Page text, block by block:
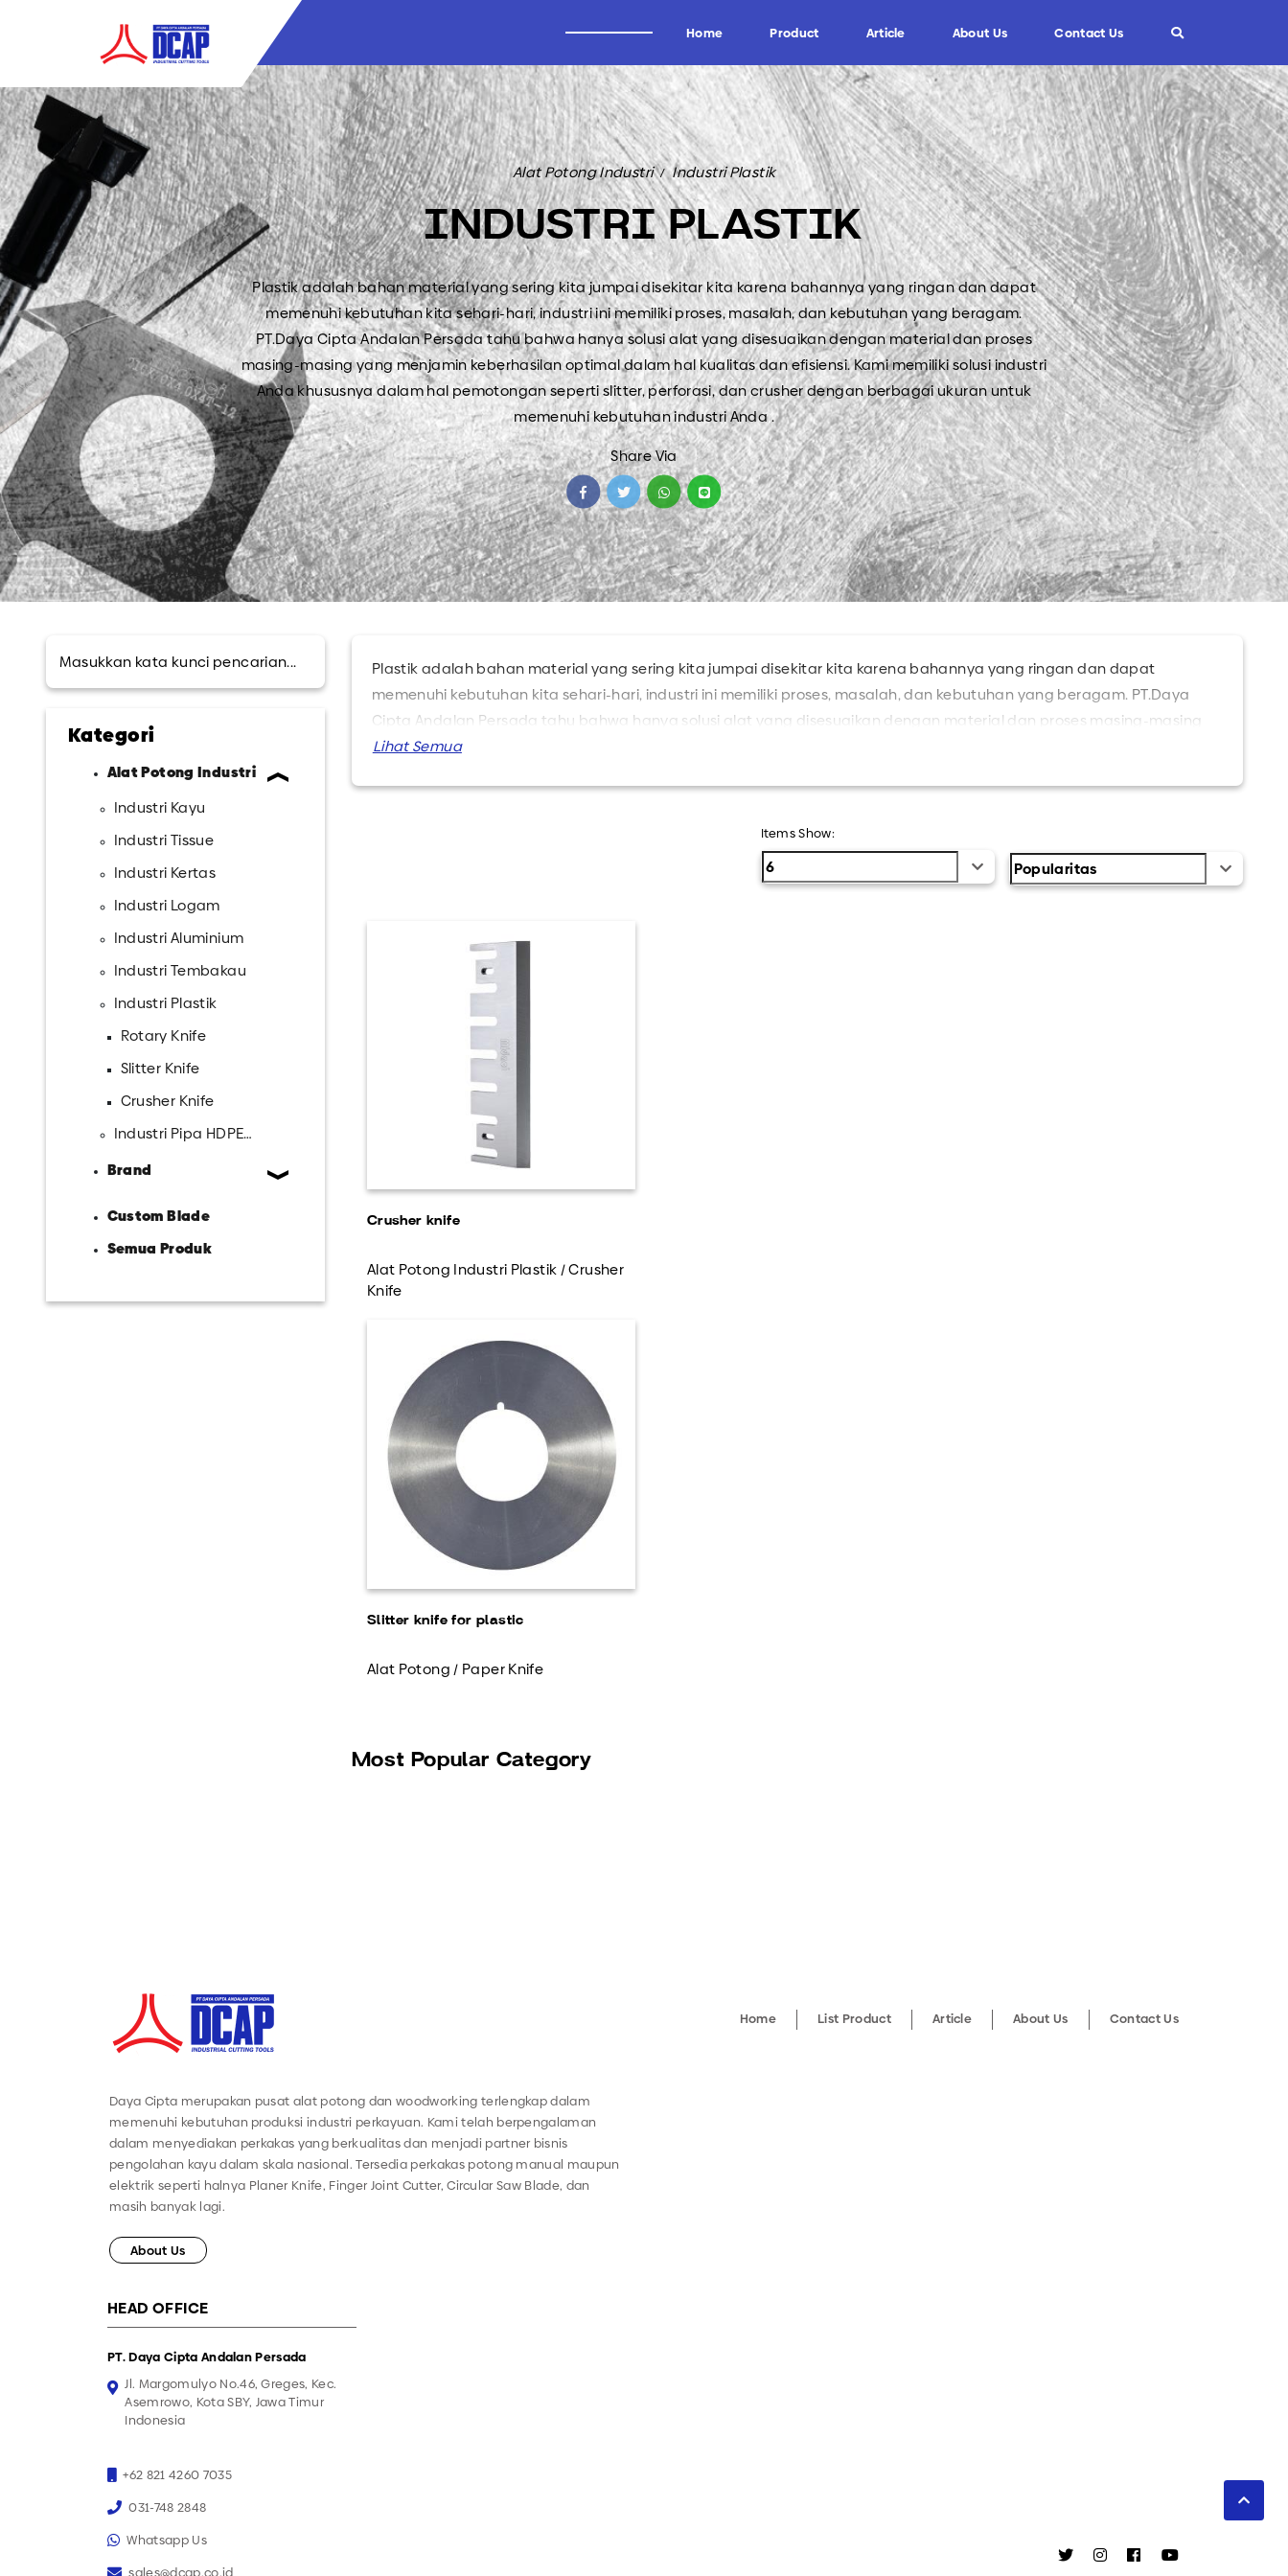
Home Product
Alat Potong Industri
Industri Kayu
Industri Tissue
Industri Kertas
Industri Logam
Industri Aluminium
Industri Tembakau
Industri Plastik
Industri Pipa HDPE & PVC
Brand
Wagen
Uddeholm
Oscar
Forrezienne
Zieger
Kadur
Midaci
Kadur TCT & HSS
Arden
Custom Blade
Semua Produk
Article
Info
FAQ
Informasi Umum
Tips dan Trik
About Us Contact Us
Alat Potong Industri Industri Plastik
INDUSTRI PLASTIK
Plastik adalah bahan material yang sering kita jumpai disekitar kita karena bahannya yang ringan dan dapat
memenuhi kebutuhan kita sehari-hari, industri ini memiliki proses, masalah, dan kebutuhan yang beragam.
PT.Daya Cipta Andalan Persada tahu bahwa hanya solusi alat yang disesuaikan dengan material dan proses
masing-masing yang menjamin keberhasilan optimal dalam hal kualitas dan efisiensi. Kami memiliki solusi industri
Anda khususnya dalam hal pemotongan seperti slitter, perforasi, dan crusher dengan berbagai ukuran untuk
memenuhi kebutuhan industri Anda .
Share Via
Kategori
Alat Potong Industri
Industri Kayu
Industri Tissue
Industri Kertas
Industri Logam
Industri Aluminium
Industri Tembakau
Industri Plastik
Rotary Knife
Slitter Knife
Crusher Knife
Industri Pipa HDPE & PVC
Brand
Custom Blade
Semua Produk
Plastik adalah bahan material yang sering kita jumpai disekitar kita karena bahannya yang ringan dan dapat
memenuhi kebutuhan kita sehari-hari, industri ini memiliki proses, masalah, dan kebutuhan yang beragam. PT.Daya
Cipta Andalan Persada tahu bahwa hanya solusi alat yang disesuaikan dengan material dan proses masing-masing
yang menjamin keberhasilan optimal dalam hal kualitas dan efisiensi. Kami memiliki solusi industri Anda khususnya
Items Show:
Crusher knife
Alat Potong Industri Plastik / Crusher
Knife
Slitter knife for plastic
Alat Potong / Paper Knife
Most Popular Category
Daya Cipta merupakan pusat alat potong dan woodworking terlengkap dalam
memenuhi kebutuhan produksi industri perkayuan. Kami telah berpengalaman
dalam menyediakan perkakas yang berkualitas dan menjadi partner bisnis
pengolahan kayu dalam skala nasional. Tersedia perkakas potong manual maupun
elektrik seperti halnya Planer Knife, Finger Joint Cutter, Circular Saw Blade, dan
masih banyak lagi.
About Us
Home List Product Article About Us Contact Us
HEAD OFFICE
PT. Daya Cipta Andalan Persada
Jl. Margomulyo No.46, Greges, Kec.
Asemrowo, Kota SBY, Jawa Timur
Indonesia
+62 821 4260 7035
031-748 2848
Whatsapp Us
sales@dcap.co.id